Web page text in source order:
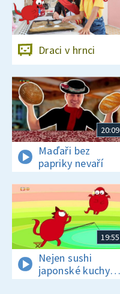
Draci v hrnci
20:09
Maďaři bez
papriky nevaří
19:55
Nejen sushi
japonské kuchyni
sluší